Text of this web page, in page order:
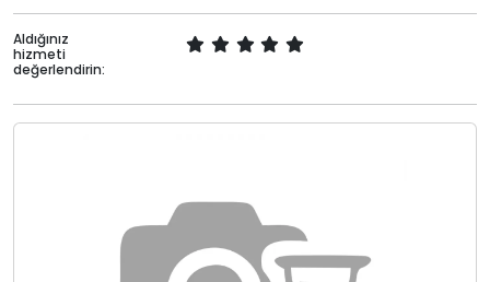
Aldığınız
hizmeti
değerlendirin: